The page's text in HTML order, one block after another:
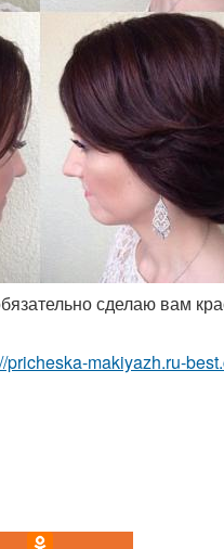
сделаю вам
pricheska-makiyazh.ru-